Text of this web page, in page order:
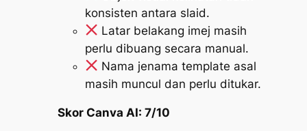
konsisten antara slaid.
Latar belakang imej masih
perlu dibuang secara manual.
Nama jenama template asal
masih muncul dan perlu ditukar.
Skor Canva AI: 7/10